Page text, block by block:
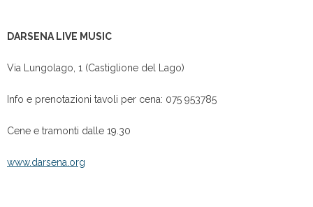
DARSENA LIVE MUSIC
Via Lungolago, 1 (Castiglione del Lago)
Info e prenotazioni tavoli per cena: 075 953785
Cene e tramonti dalle 19.30
www.darsena.org